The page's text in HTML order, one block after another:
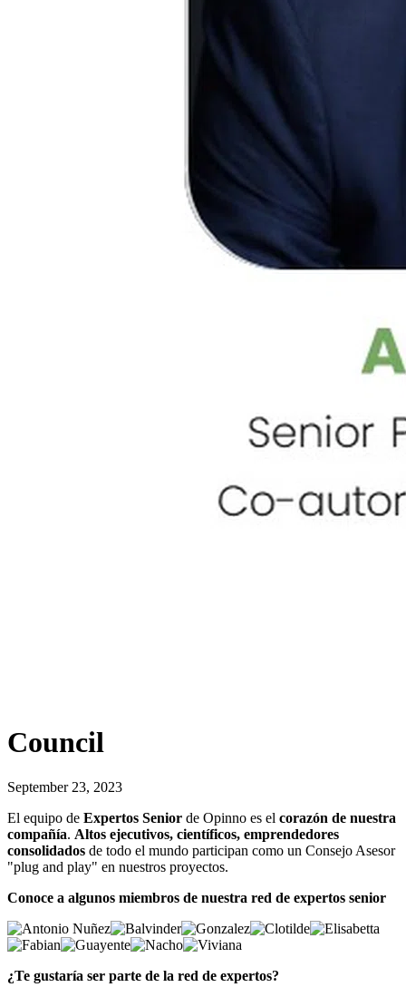
Council
September 23, 2023
El equipo de Expertos Senior de Opinno es el corazón de nuestra
compañía. Altos ejecutivos, científicos, emprendedores
consolidados de todo el mundo participan como un Consejo Asesor
"plug and play" en nuestros proyectos.
Conoce a algunos miembros de nuestra red de expertos senior
¿Te gustaría ser parte de la red de expertos?